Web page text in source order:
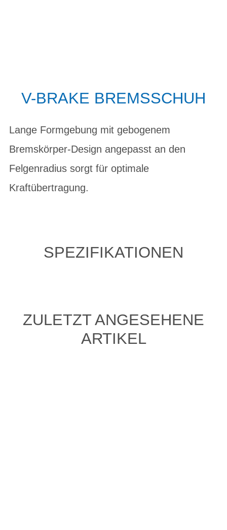
V-BRAKE BREMSSCHUH
Lange Formgebung mit gebogenem
Bremskörper-Design angepasst an den
Felgenradius sorgt für optimale
Kraftübertragung.
SPEZIFIKATIONEN
ZULETZT ANGESEHENE
ARTIKEL